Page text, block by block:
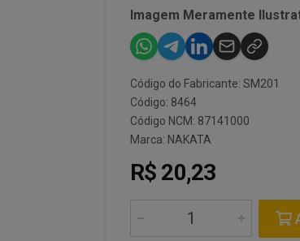
Imagem Meramente
Código do Fabricante: SM201
Código: 8464
Código NCM: 87141000
Marca: NAKATA
R$ 20,23